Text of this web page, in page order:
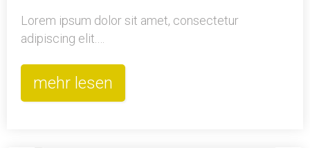
Lorem ipsum dolor sit amet, consectetur
adipiscing elit.…
mehr lesen